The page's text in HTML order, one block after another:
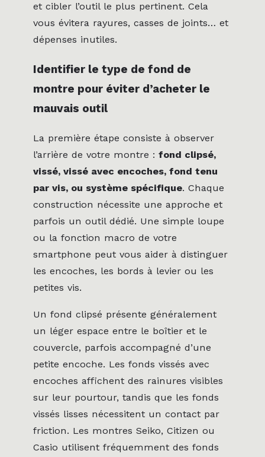
et cibler l’outil le plus pertinent. Cela
vous évitera rayures, casses de joints… et
dépenses inutiles.
Identifier le type de fond de
montre pour éviter d’acheter le
mauvais outil
La première étape consiste à observer
l’arrière de votre montre : fond clipsé,
vissé, vissé avec encoches, fond tenu
par vis, ou système spécifique. Chaque
construction nécessite une approche et
parfois un outil dédié. Une simple loupe
ou la fonction macro de votre
smartphone peut vous aider à distinguer
les encoches, les bords à levier ou les
petites vis.
Un fond clipsé présente généralement
un léger espace entre le boîtier et le
couvercle, parfois accompagné d’une
petite encoche. Les fonds vissés avec
encoches affichent des rainures visibles
sur leur pourtour, tandis que les fonds
vissés lisses nécessitent un contact par
friction. Les montres Seiko, Citizen ou
Casio utilisent fréquemment des fonds